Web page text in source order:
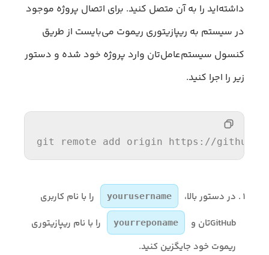
داشته‌اید را به آن متصل کنید. برای اتصال پروژه موجود
در سیستم به ریپازیتوری ریموت می‌بایست از طریق
کنسول سیستم‌عامل‌تان وارد پروژه خود شده و دستور
زیر را اجرا کنید.
git remote add origin https://
در دستور بالا، yourusername
را با نام کاربری
GitHubتان و
yourreponame
را با نام ریپازیتوری
ریموت خود جایگزین کنید.